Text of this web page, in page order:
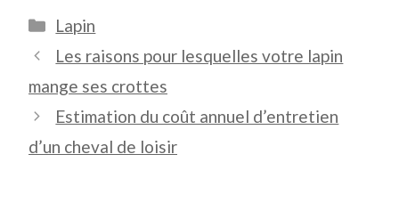
Catégories
Lapin
Les raisons pour lesquelles votre lapin
mange ses crottes
Estimation du coût annuel d’entretien
d’un cheval de loisir